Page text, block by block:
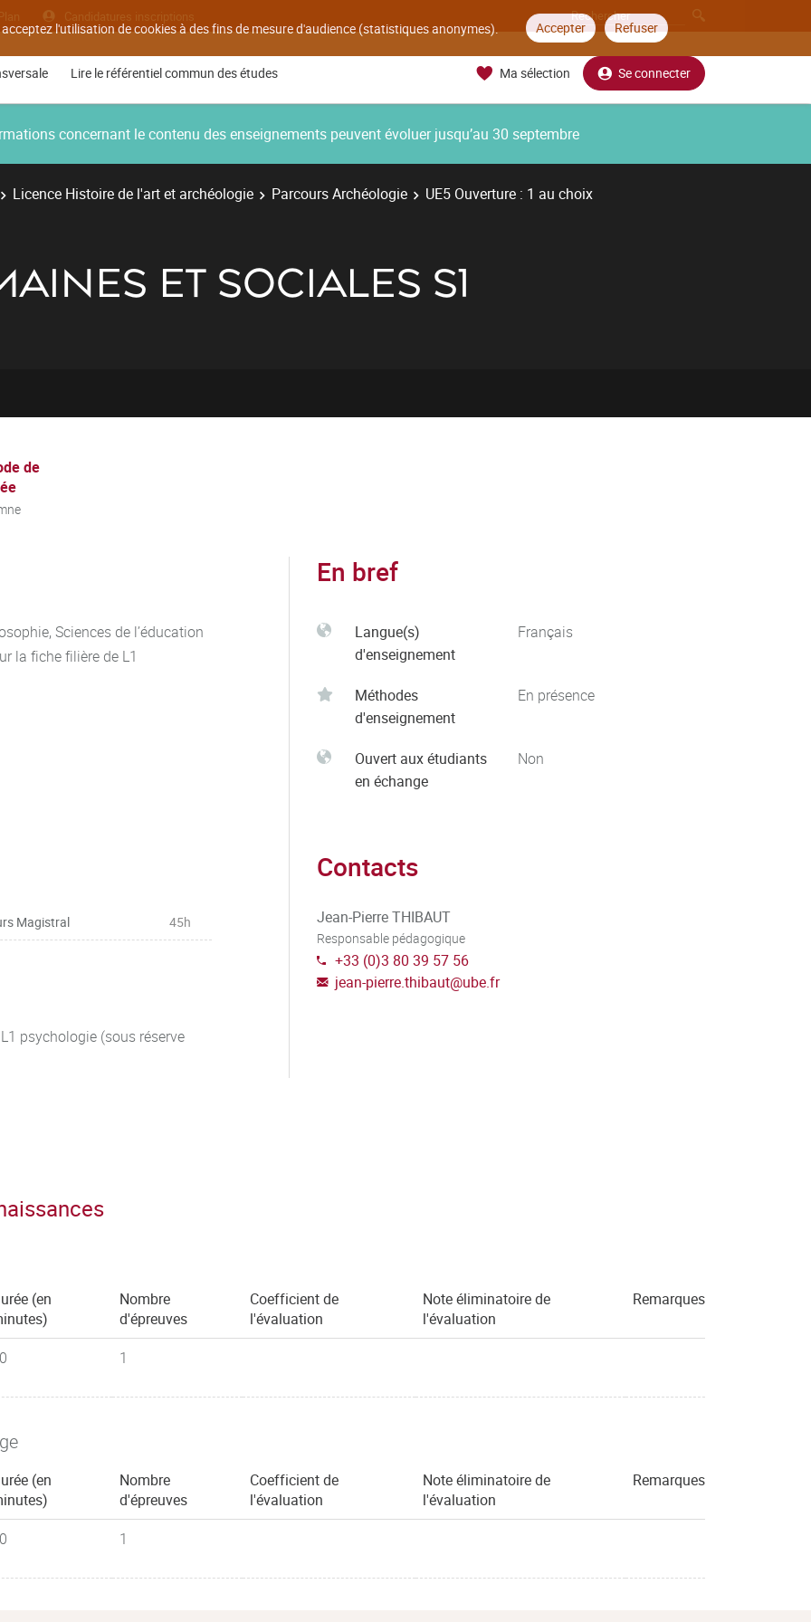
l'utilisation de cookies à des fins de mesure d'audience (statistiques anonymes). Accepter Refuser
Plan Candidatures inscriptions
Lire le référentiel commun des études Ma sélection Se connecter
concernant le contenu des enseignements peuvent évoluer jusqu’au 30 septembre
Licence Histoire de l'art et archéologie Parcours Archéologie
UE5 Ouverture : 1 au choix
ET SOCIALES S1
de
Sciences de l’éducation
la fiche filière de L1
des cosmogonies)
par l'étude des
par lesquelles se
:
;
dans l'éducation ;
de la vie, de la petite
formelle que
sont très variés : l'école
Magistral 45h
psychologie (sous réserve
En bref
Langue(s)
d'enseignement
Français
Méthodes
d'enseignement
En présence
Ouvert aux étudiants
en échange
Non
Contacts
Jean-Pierre THIBAUT
Responsable pédagogique
+33 (0)3 80 39 57 56
jean-pierre.thibaut@ube.fr
(en
Nombre
d'épreuves
Coefficient de
l'évaluation
Note éliminatoire de
l'évaluation
Remarques
1
(en
Nombre
d'épreuves
Coefficient de
l'évaluation
Note éliminatoire de
l'évaluation
Remarques
1